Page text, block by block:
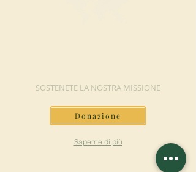
SOSTENETE LA NOSTRA MISSIONE
Donazione
Saperne di più